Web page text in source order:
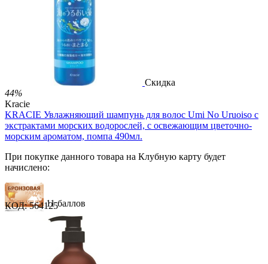
28 баллов
1 486.00 Р
за 1.00 мл

Скидка
44%
Kracie
KRACIE Увлажняющий шампунь для волос Umi No Uruoiso с
экстрактами морских водорослей, с освежающим цветочно-
морским ароматом, помпа 490мл.
При покупке данного товара на Клубную карту будет
начислено:
11 баллов
17 баллов
28 баллов
КОД: 564125